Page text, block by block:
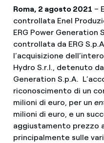
Roma, 2 agosto 2021 –
controllata Enel
ERG Power Generation
controllata da ERG
l’acquisizione
Hydro S.r.l., detenuto
Generation S.p.A.
riconoscimento di un
milioni di euro, per un
milioni di euro, e un
aggiustamento prezzo
principalmente sulle